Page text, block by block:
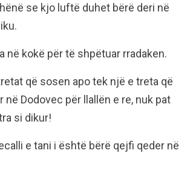
se kjo luftë duhet bërë deri në
kokë për të shpëtuar rradaken.
që sosen apo tek një e treta që
Dodovec për llallën e re, nuk pat
si dikur!
e tani i është bërë qejfi qeder në